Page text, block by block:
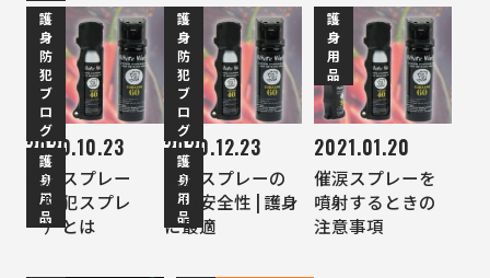
護
身
防
犯
ブ
ロ
グ
護
身
用
品
2020.10.23
催涙スプレー
（防犯スプレ
ー）とは
護
身
防
犯
ブ
ロ
グ
護
身
用
品
2020.12.23
催涙スプレーの
高い安全性 | 護身
に最適
護
身
用
品
2021.01.20
催涙スプレーを
噴射するときの
注意事項